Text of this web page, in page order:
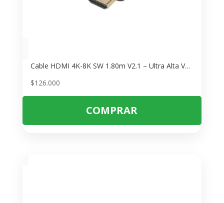
Cable HDMI 4K-8K SW 1.80m V2.1 – Ultra Alta Velocidad para Gaming y Cine
$126.000
COMPRAR